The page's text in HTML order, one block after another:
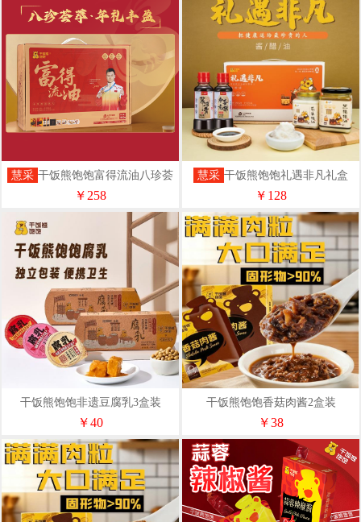
慧采 干饭熊饱饱富得流油八珍荟
萃礼盒
￥258
慧采 干饭熊饱饱礼遇非凡礼盒
￥128
干饭熊饱饱非遗豆腐乳3盒装
￥40
干饭熊饱饱香菇肉酱2盒装
￥38